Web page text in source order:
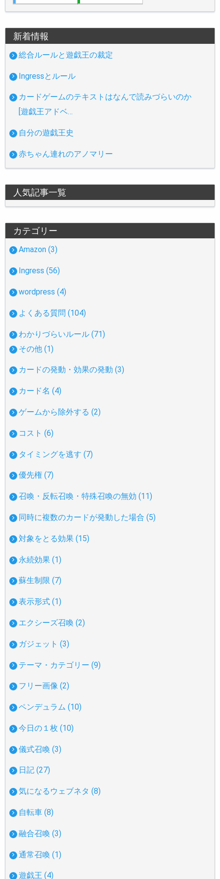
新着情報
総合ルールと遊戯王の裁定
Ingressとルール
カードゲームのテキストはなんで読みづらいのか
[遊戯王アドベ…
自分の遊戯王史
赤ちゃん連れのアノマリー
人気記事一覧
カテゴリー
Amazon (3)
Ingress (56)
wordpress (4)
よくある質問 (104)
わかりづらいルール (71)
その他 (1)
カードの発動・効果の発動 (3)
カード名 (4)
ゲームから除外する (2)
コスト (6)
タイミングを逃す (7)
優先権 (7)
召喚・反転召喚・特殊召喚の無効 (11)
同時に複数のカードが発動した場合 (5)
対象をとる効果 (15)
永続効果 (1)
蘇生制限 (7)
表示形式 (1)
エクシーズ召喚 (2)
ガジェット (3)
テーマ・カテゴリー (9)
フリー画像 (2)
ペンデュラム (10)
今日の１枚 (10)
儀式召喚 (3)
日記 (27)
気になるウェブネタ (8)
自転車 (8)
融合召喚 (3)
通常召喚 (1)
遊戯王 (4)